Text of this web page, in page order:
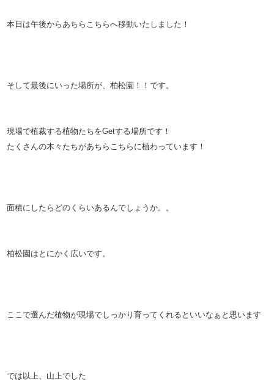
本日は午後からあちらこちらへ移動いたしました！
そして最後にいった場所が、柏松園！！です。
現場で植裁する植物たちをGetする場所です！
たくさんの木々たちがあちらこちらに植わっています！
面積にしたらどのくらいあるんでしょうか。。
柏松園はとにかく広いです。
ここで選んだ植物が現場でしっかり育ってくれるといいなぁと思います
では以上、山上でした